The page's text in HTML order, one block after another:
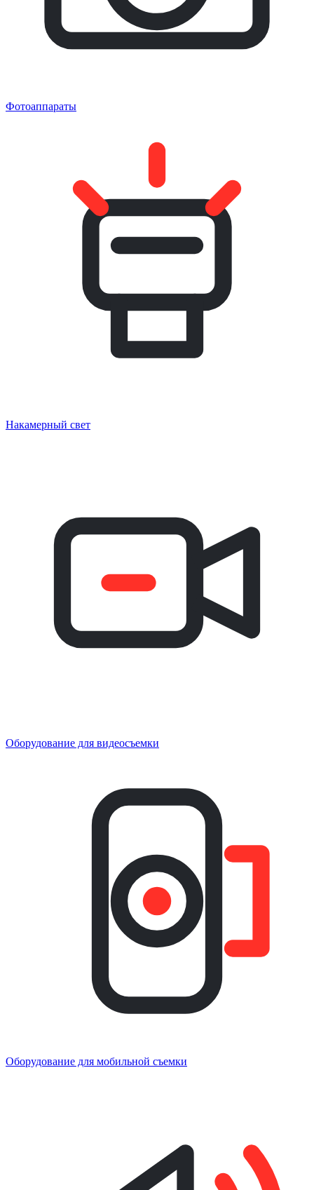
Фотоаппараты
Накамерный свет
Оборудование для видеосъемки
Оборудование для мобильной съемки